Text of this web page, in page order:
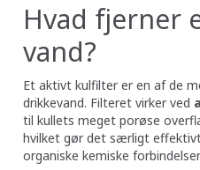
Hvad fjerner
vand?
Et aktivt kulfilter er en af de
drikkevand. Filteret virker ved
til kullets meget porøse
hvilket gør det særligt
organiske kemiske